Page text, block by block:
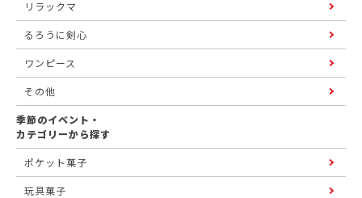
リラックマ
るろうに剣心
ワンピース
その他
季節のイベント・
カテゴリーから探す
ポケット菓子
玩具菓子